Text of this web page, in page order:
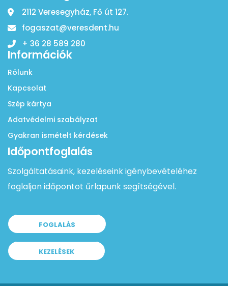
2112 Veresegyház, Fő út 127.
fogaszat@veresdent.hu
+ 36 28 589 280
Információk
Rólunk
Kapcsolat
Szép kártya
Adatvédelmi szabályzat
Gyakran ismételt kérdések
Időpontfoglalás
Szolgáltatásaink, kezeléseink igénybevételéhez
foglaljon időpontot űrlapunk segítségével.
FOGLALÁS
KEZELÉSEK